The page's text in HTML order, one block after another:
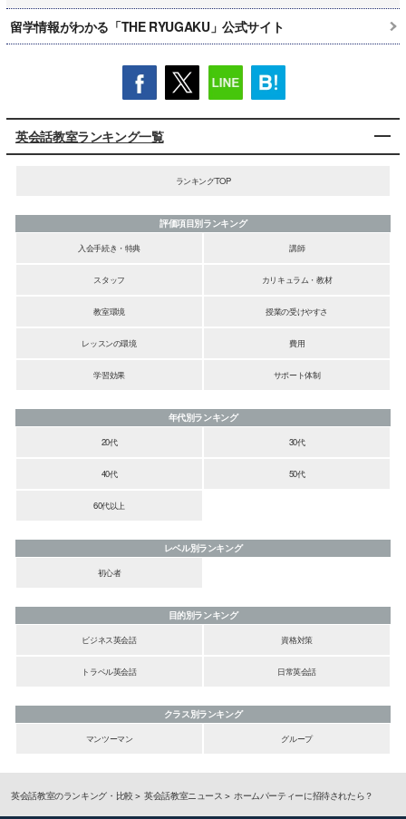
留学情報がわかる「THE RYUGAKU」公式サイト
英会話教室ランキング一覧
ランキングTOP
評価項目別ランキング
入会手続き・特典
講師
スタッフ カリキュラム・教材
教室環境 授業の受けやすさ
レッスンの環境 費用
学習効果 サポート体制
年代別ランキング
20代
30代
40代 50代
60代以上
レベル別ランキング
初心者
目的別ランキング
ビジネス英会話
資格対策
トラベル英会話 日常英会話
クラス別ランキング
マンツーマン
グループ
英会話教室のランキング・比較 英会話教室ニュース ホームパーティーに招待されたら？